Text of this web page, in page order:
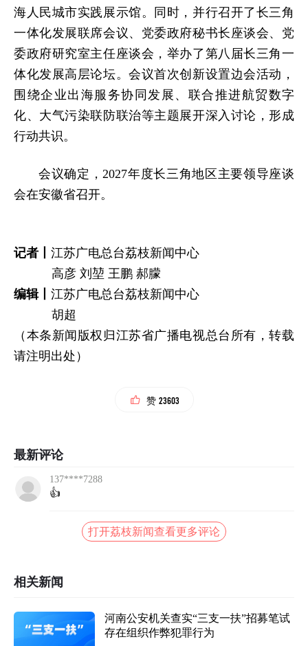
海人民城市实践展示馆。同时，并行召开了长三角
一体化发展联席会议、党委政府秘书长座谈会、党
委政府研究室主任座谈会，举办了第八届长三角一
体化发展高层论坛。会议首次创新设置边会活动，
围绕企业出海服务协同发展、联合推进航贸数字
化、大气污染联防联治等主题展开深入讨论，形成
行动共识。
会议确定，2027年度长三角地区主要领导座谈
会在安徽省召开。
记者丨 江苏广电总台荔枝新闻中心
高彦 刘堃 王鹏 郝朦
编辑丨 江苏广电总台荔枝新闻中心
胡超
（本条新闻版权归江苏省广播电视总台所有，转载
请注明出处）
赞 23603
最新评论
137****7288
👍
打开荔枝新闻查看更多评论
相关新闻
河南公安机关查实“三支一扶”招募笔试
存在组织作弊犯罪行为